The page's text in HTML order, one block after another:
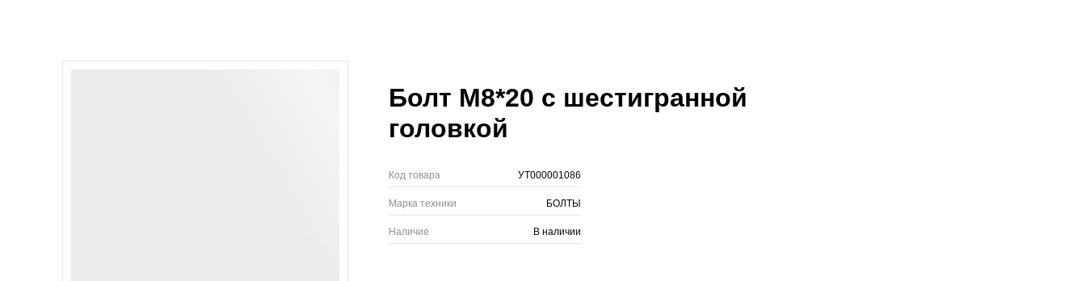
Болт М8*20 с шестигранной
головкой
Код товара УТ000001086
Марка техники БОЛТЫ
Наличие В наличии